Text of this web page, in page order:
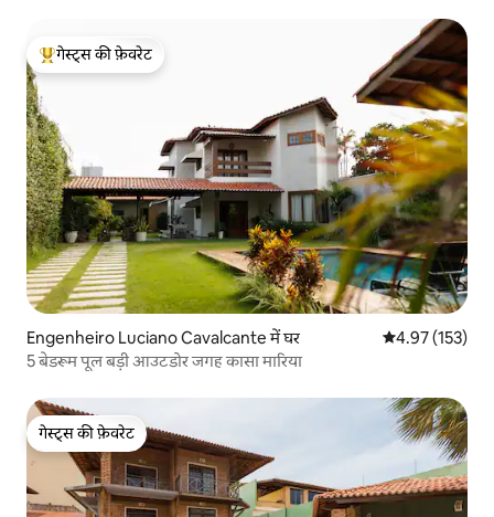
गेस्ट्स का टॉप फ़ेवरेट
गेस्ट्स की फ़ेवरेट
Engenheiro Luciano Cavalcante में घर औसत रेटिंग 5 में से
4.97 (153)
5 बेडरूम पूल बड़ी आउटडोर जगह कासा मारिया
गेस्ट्स की फ़ेवरेट
गेस्ट्स की फ़ेवरेट